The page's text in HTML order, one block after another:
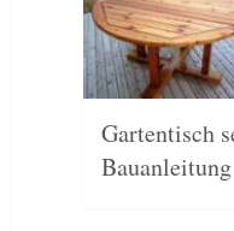
Gartentisch
Bauanleitung